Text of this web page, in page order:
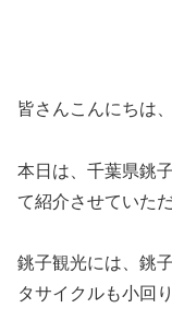
皆さんこんにちは
本日は、千葉県銚
て紹介させていた
銚子観光には、銚
タサイクルも小回